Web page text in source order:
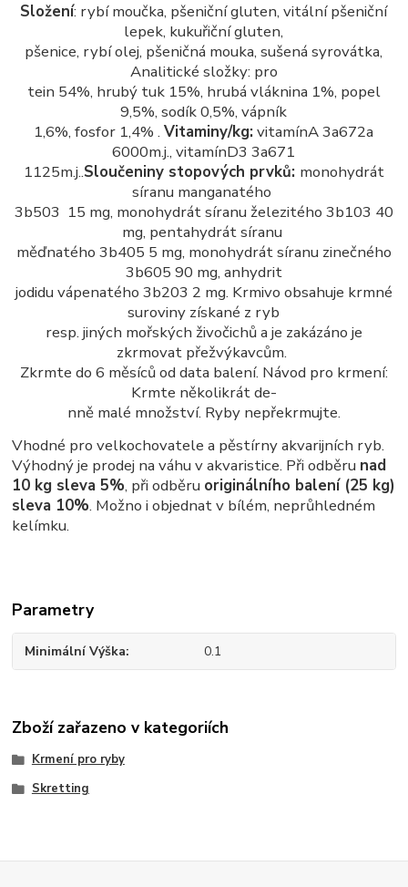
Složení: rybí moučka, pšeniční gluten, vitální pšeniční
lepek, kukuřiční gluten,
pšenice, rybí olej, pšeničná mouka, sušená syrovátka,
Analitické složky: pro
tein 54%, hrubý tuk 15%, hrubá vláknina 1%, popel
9,5%, sodík 0,5%, vápník
1,6%, fosfor 1,4% .Vitaminy/kg: vitamínA 3a672a
6000m.j., vitamínD3 3a671
1125m.j..Sloučeniny stopových prvků: monohydrát
síranu manganatého
3b503 15 mg, monohydrát síranu železitého 3b103 40
mg, pentahydrát síranu
měďnatého 3b405 5 mg, monohydrát síranu zinečného
3b605 90 mg, anhydrit
jodidu vápenatého 3b203 2 mg. Krmivo obsahuje krmné
suroviny získané z ryb
resp. jiných mořských živočichů a je zakázáno je
zkrmovat přežvýkavcům.
Zkrmte do 6 měsíců od data balení. Návod pro krmení:
Krmte několikrát de-
nně malé množství. Ryby nepřekrmujte.
Vhodné pro velkochovatele a pěstírny akvarijních ryb.
Výhodný je prodej na váhu v akvaristice. Při odběru nad
10 kg sleva 5%, při odběru originálního balení (25 kg)
sleva 10%. Možno i objednat v bílém, neprůhledném
kelímku.
Parametry
Minimální Výška 0.1
Zboží zařazeno v kategoriích
Krmení pro ryby
Skretting